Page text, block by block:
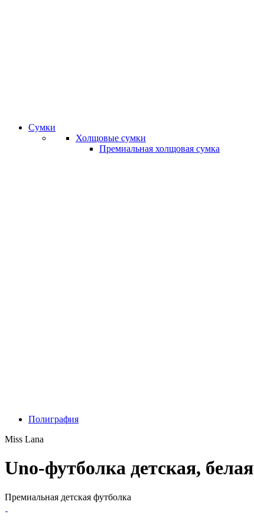
Сумки
Холщовые сумки
Премиальная холщовая сумка
Полиграфия
Miss Lana
Uno-футболка детская, белая
Премиальная детская футболка